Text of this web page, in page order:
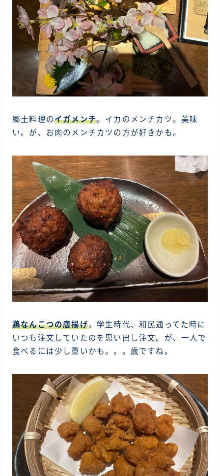
郷土料理のイガメンチ。イカのメンチカツ。美味
い。が、お肉のメンチカツの方が好きかも。
鶏なんこつの唐揚げ。学生時代、和民通ってた時に
いつも注文していたのを思い出し注文。が、一人で
食べるには少し重いかも。。。歳ですね。